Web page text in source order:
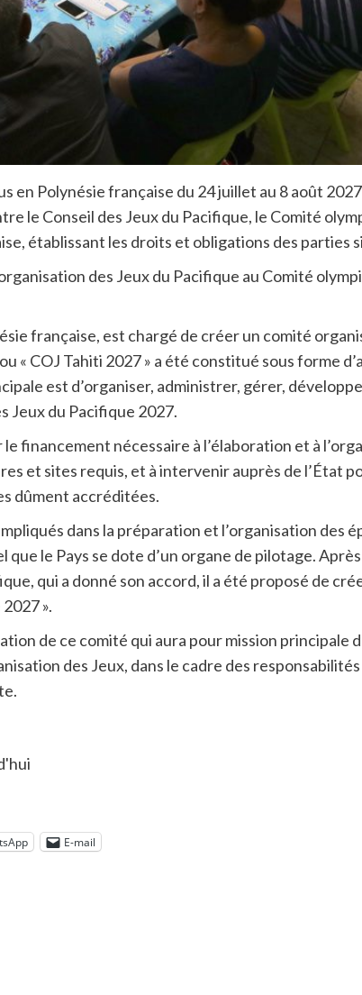
en Polynésie française du 24 juillet au 8 août
le Conseil des Jeux du Pacifique, le Comité
établissant les droits et obligations des parties
des Jeux du Pacifique au Comité
française, est chargé de créer un comité
« COJ Tahiti 2027 » a été constitué sous forme
est d’organiser, administrer, gérer,
Jeux du Pacifique 2027.
financement nécessaire à l’élaboration et à
et sites requis, et à intervenir auprès de l’État
dûment accréditées.
dans la préparation et l’organisation des
le Pays se dote d’un organe de pilotage. Après
qui a donné son accord, il a été proposé de
».
de ce comité qui aura pour mission principale
des Jeux, dans le cadre des responsabilités
E-mail